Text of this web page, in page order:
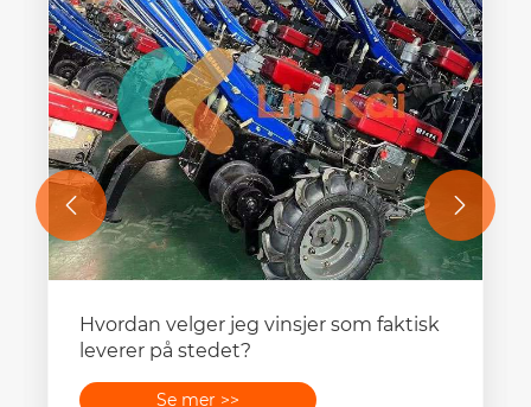
Hvordan velger jeg vinsjer som faktisk
leverer på stedet?
Se mer >>
 